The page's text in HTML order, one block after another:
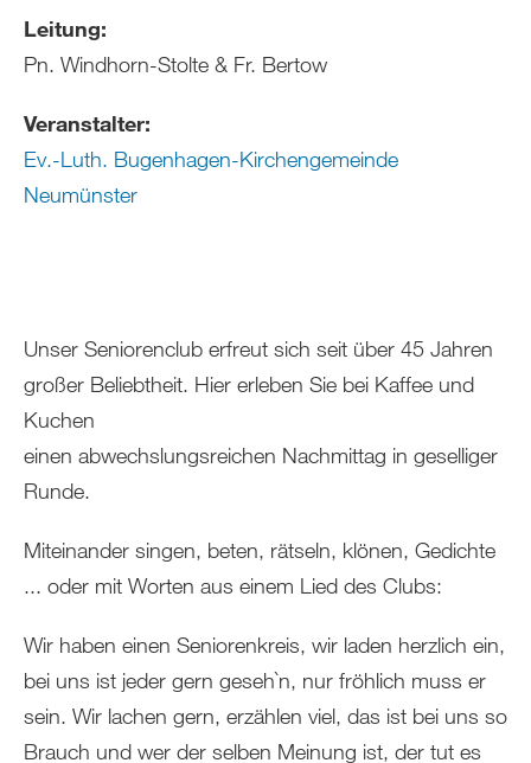
Leitung:
Pn. Windhorn-Stolte & Fr. Bertow
Veranstalter:
Ev.-Luth. Bugenhagen-Kirchengemeinde
Neumünster
Unser Seniorenclub erfreut sich seit über 45 Jahren
großer Beliebtheit. Hier erleben Sie bei Kaffee und
Kuchen
einen abwechslungsreichen Nachmittag in geselliger
Runde.
Miteinander singen, beten, rätseln, klönen, Gedichte
... oder mit Worten aus einem Lied des Clubs:
Wir haben einen Seniorenkreis, wir laden herzlich ein,
bei uns ist jeder gern geseh`n, nur fröhlich muss er
sein. Wir lachen gern, erzählen viel, das ist bei uns so
Brauch und wer der selben Meinung ist, der tut es